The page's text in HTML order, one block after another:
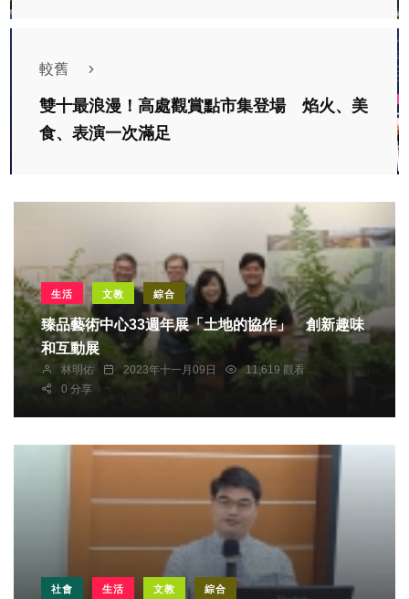
較舊
雙十最浪漫！高處觀賞點市集登場 焰火、美
食、表演一次滿足
生活 文教 綜合
臻品藝術中心33週年展「土地的協作」 創新趣味
和互動展
林明佑 2023年十一月09日
11,619 觀看
0 分享
社會 生活 文教 綜合